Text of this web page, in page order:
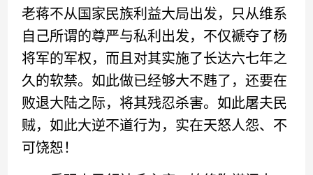
老蒋不从国家民族利益大局出发，只从维系
自己所谓的尊严与私利出发，不仅褫夺了杨
将军的军权，而且对其实施了长达六七年之
久的软禁。如此做已经够大不韪了，还要在
败退大陆之际，将其残忍杀害。如此屠夫民
贼，如此大逆不道行为，实在天怒人怨、不
可饶恕！